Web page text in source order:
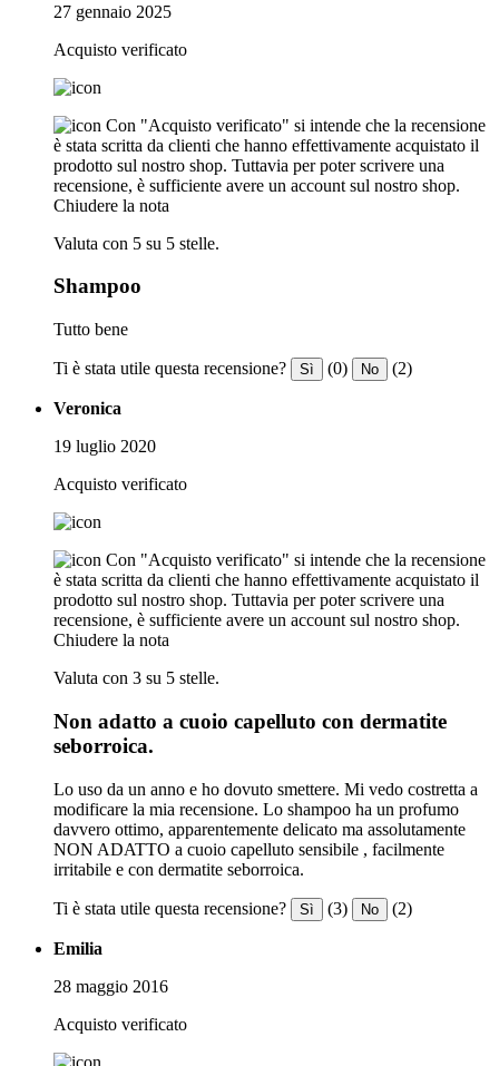
27 gennaio 2025
Acquisto verificato
Con "Acquisto verificato" si intende che la recensione
è stata scritta da clienti che hanno effettivamente acquistato il
prodotto sul nostro shop. Tuttavia per poter scrivere una
recensione, è sufficiente avere un account sul nostro shop.
Chiudere la nota
Valuta con 5 su 5 stelle.
Shampoo
Tutto bene
Ti è stata utile questa recensione? Sì (0) No (2)
Veronica
19 luglio 2020
Acquisto verificato
Con "Acquisto verificato" si intende che la recensione
è stata scritta da clienti che hanno effettivamente acquistato il
prodotto sul nostro shop. Tuttavia per poter scrivere una
recensione, è sufficiente avere un account sul nostro shop.
Chiudere la nota
Valuta con 3 su 5 stelle.
Non adatto a cuoio capelluto con dermatite
seborroica.
Lo uso da un anno e ho dovuto smettere. Mi vedo costretta a
modificare la mia recensione. Lo shampoo ha un profumo
davvero ottimo, apparentemente delicato ma assolutamente
NON ADATTO a cuoio capelluto sensibile , facilmente
irritabile e con dermatite seborroica.
Ti è stata utile questa recensione? Sì (3) No (2)
Emilia
28 maggio 2016
Acquisto verificato